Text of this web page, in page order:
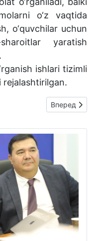
o‘z vaqtida
o‘quvchilar uchun
yaratish
ishlari tizimli
imkoniyati cheklangan
Следующий:
Вперед